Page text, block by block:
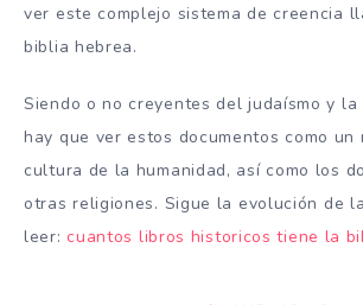
ver este complejo sistema de creencia
biblia hebrea.
Siendo o no creyentes del judaísmo y la
hay que ver estos documentos como
cultura de la humanidad, así como los
otras religiones. Sigue la evolución de
leer: cuantos libros historicos tiene la